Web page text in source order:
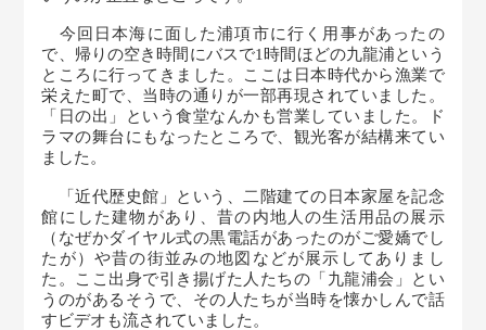
今回日本海に面した浦項市に行く用事があったの
で、帰りの空き時間にバスで1時間ほどの九龍浦という
ところに行ってきました。ここは日本時代から漁業で
栄えた町で、当時の通りが一部再現されていました。
「日の出」という食堂なんかも営業していました。ド
ラマの舞台にもなったところで、観光客が結構来てい
ました。
「近代歴史館」という、二階建ての日本家屋を記念
館にした建物があり、昔の内地人の生活用品の展示
（なぜかダイヤル式の黒電話があったのがご愛嬌でし
たが）や昔の街並みの地図などが展示してありまし
た。ここ出身で引き揚げた人たちの「九龍浦会」とい
うのがあるそうで、その人たちが当時を懐かしんで話
すビデオも流されていました。